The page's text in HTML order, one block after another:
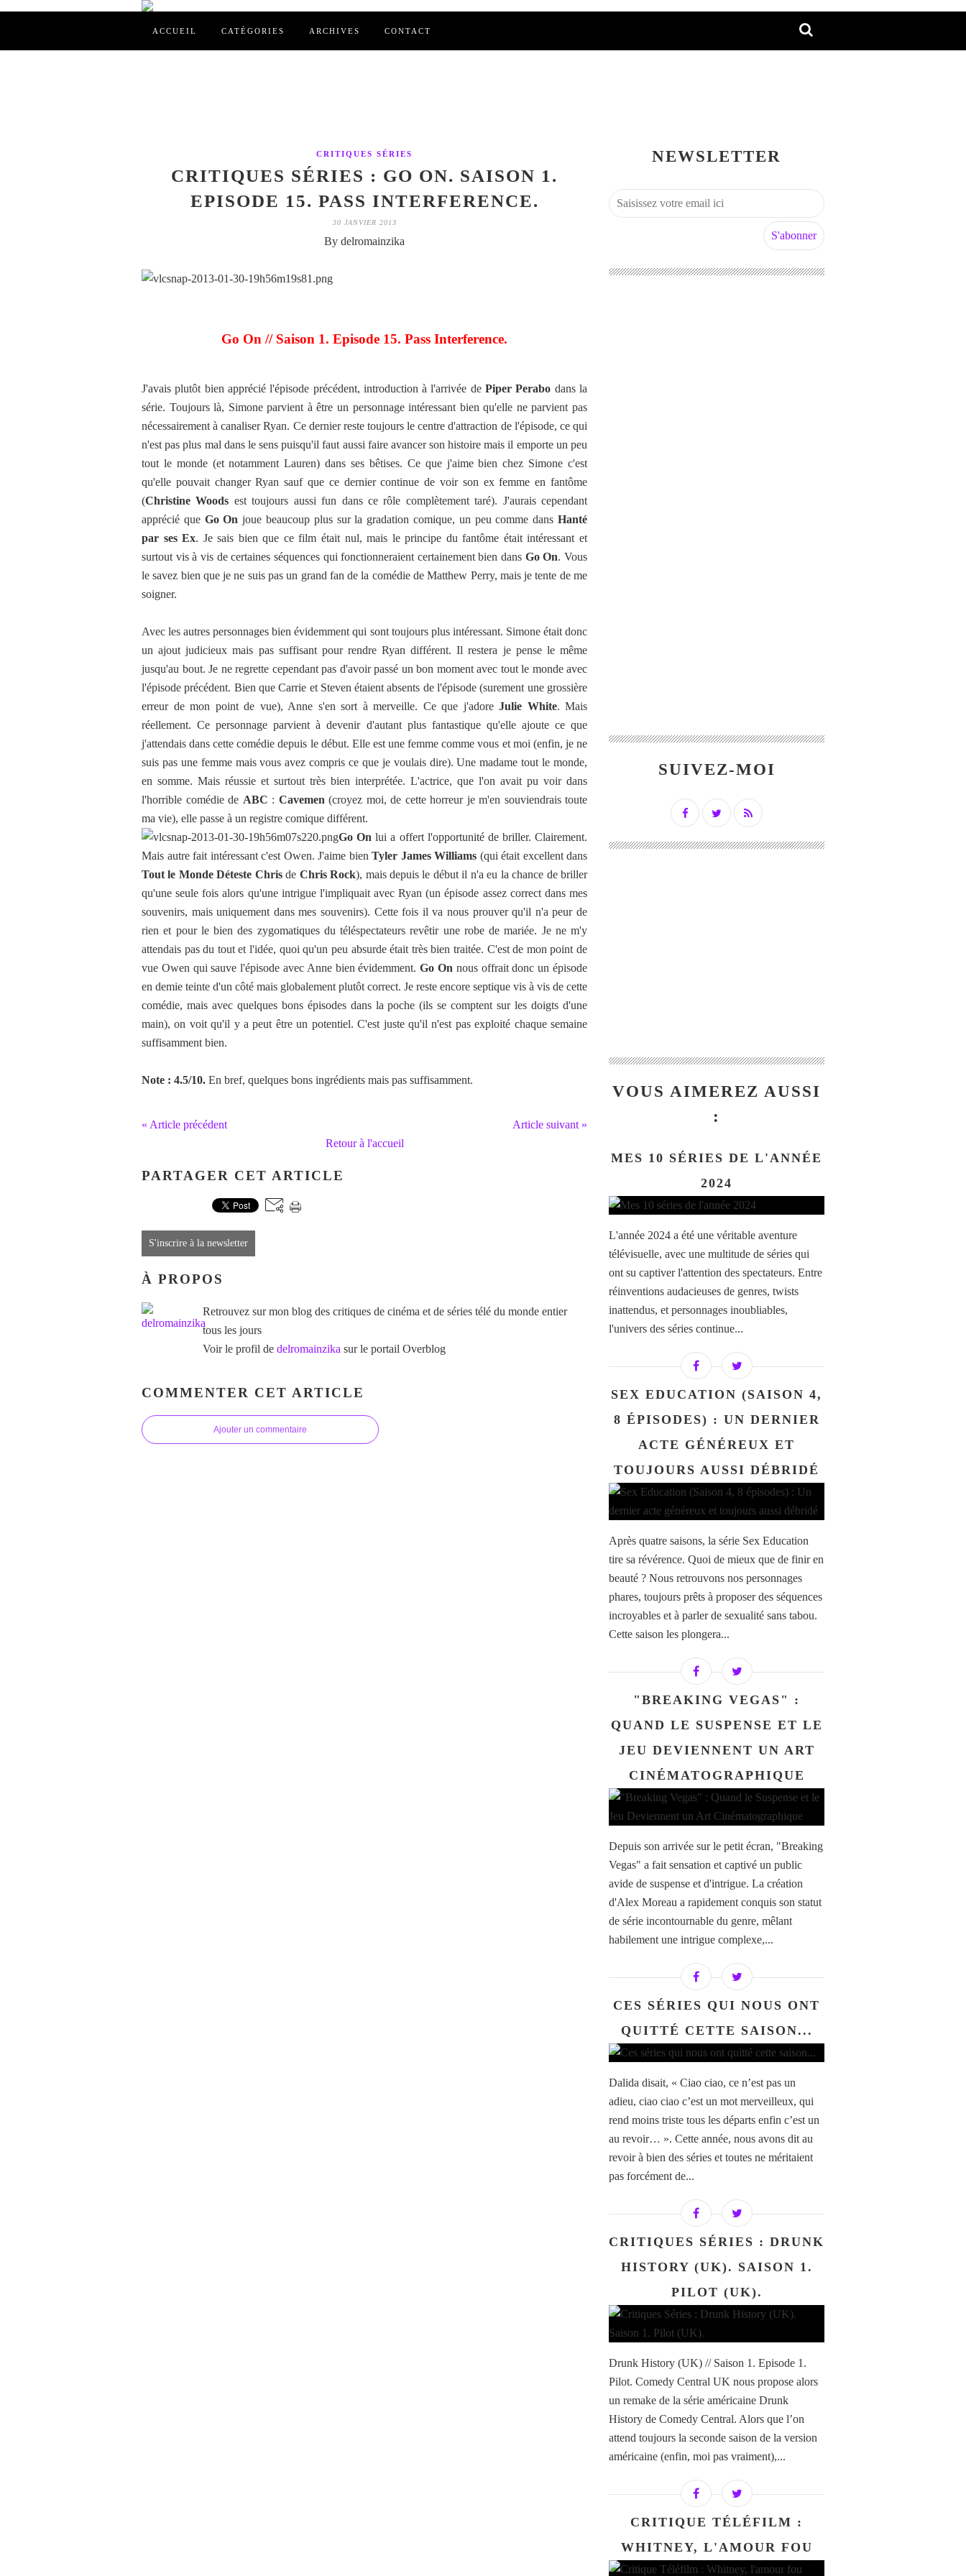
ACCUEIL CATÉGORIES ARCHIVES CONTACT
CRITIQUES SÉRIES
CRITIQUES SÉRIES : GO ON. SAISON 1.
EPISODE 15. PASS INTERFERENCE.
30 JANVIER 2013
By delromainzika
Go On // Saison 1. Episode 15. Pass Interference.
J'avais plutôt bien apprécié l'épisode précédent, introduction à l'arrivée dePiper Perabo dans la
série. Toujours là, Simone parvient à être un personnage intéressant bien qu'elle ne parvient pas
nécessairement à canaliser Ryan. Ce dernier reste toujours le centre d'attraction de l'épisode, ce qui
n'est pas plus mal dans le sens puisqu'il faut aussi faire avancer son histoire mais il emporte un peu
tout le monde (et notamment Lauren) dans ses bêtises. Ce que j'aime bien chez Simone c'est
qu'elle pouvait changer Ryan sauf que ce dernier continue de voir son ex femme en fantôme
(Christine Woods est toujours aussi fun dans ce rôle complètement taré). J'aurais cependant
apprécié que Go On joue beaucoup plus sur la gradation comique, un peu comme dansHanté
par ses Ex. Je sais bien que ce film était nul, mais le principe du fantôme était intéressant et
surtout vis à vis de certaines séquences qui fonctionneraient certainement bien dans Go On. Vous
le savez bien que je ne suis pas un grand fan de la comédie de Matthew Perry, mais je tente de me
soigner.
Avec les autres personnages bien évidemment qui sont toujours plus intéressant. Simone était donc
un ajout judicieux mais pas suffisant pour rendre Ryan différent. Il restera je pense le même
jusqu'au bout. Je ne regrette cependant pas d'avoir passé un bon moment avec tout le monde avec
l'épisode précédent. Bien que Carrie et Steven étaient absents de l'épisode (surement une grossière
erreur de mon point de vue), Anne s'en sort à merveille. Ce que j'adore Julie White. Mais
réellement. Ce personnage parvient à devenir d'autant plus fantastique qu'elle ajoute ce que
j'attendais dans cette comédie depuis le début. Elle est une femme comme vous et moi (enfin, je ne
suis pas une femme mais vous avez compris ce que je voulais dire). Une madame tout le monde,
en somme. Mais réussie et surtout très bien interprétée. L'actrice, que l'on avait pu voir dans
l'horrible comédie de ABC : Cavemen (croyez moi, de cette horreur je m'en souviendrais toute
ma vie), elle passe à un registre comique différent.
Go On lui a offert l'opportunité de briller. Clairement.
Mais autre fait intéressant c'est Owen. J'aime bien Tyler James Williams (qui était excellent dans
Tout le Monde Déteste Chrisde Chris Rock), mais depuis le début il n'a eu la chance de briller
qu'une seule fois alors qu'une intrigue l'impliquait avec Ryan (un épisode assez correct dans mes
souvenirs, mais uniquement dans mes souvenirs). Cette fois il va nous prouver qu'il n'a peur de
rien et pour le bien des zygomatiques du téléspectateurs revêtir une robe de mariée. Je ne m'y
attendais pas du tout et l'idée, quoi qu'un peu absurde était très bien traitée. C'est de mon point de
vue Owen qui sauve l'épisode avec Anne bien évidemment.Go On nous offrait donc un épisode
en demie teinte d'un côté mais globalement plutôt correct. Je reste encore septique vis à vis de cette
comédie, mais avec quelques bons épisodes dans la poche (ils se comptent sur les doigts d'une
main), on voit qu'il y a peut être un potentiel. C'est juste qu'il n'est pas exploité chaque semaine
suffisamment bien.
Note : 4.5/10. En bref, quelques bons ingrédients mais pas suffisamment.
« Article précédent
Article suivant »
Retour à l'accueil
PARTAGER CET ARTICLE
S'inscrire à la newsletter
À PROPOS
Retrouvez sur mon blog des critiques de cinéma et de séries télé du monde entier
tous les jours
Voir le profil de delromainzika sur le portail Overblog
COMMENTER CET ARTICLE
Ajouter un commentaire
NEWSLETTER
SUIVEZ-MOI
VOUS AIMEREZ AUSSI
:
MES 10 SÉRIES DE L'ANNÉE
2024
L'année 2024 a été une véritable aventure
télévisuelle, avec une multitude de séries qui
ont su captiver l'attention des spectateurs. Entre
réinventions audacieuses de genres, twists
inattendus, et personnages inoubliables,
l'univers des séries continue...
SEX EDUCATION (SAISON 4,
8 ÉPISODES) : UN DERNIER
ACTE GÉNÉREUX ET
TOUJOURS AUSSI DÉBRIDÉ
Après quatre saisons, la série Sex Education
tire sa révérence. Quoi de mieux que de finir en
beauté ? Nous retrouvons nos personnages
phares, toujours prêts à proposer des séquences
incroyables et à parler de sexualité sans tabou.
Cette saison les plongera...
"BREAKING VEGAS" :
QUAND LE SUSPENSE ET LE
JEU DEVIENNENT UN ART
CINÉMATOGRAPHIQUE
Depuis son arrivée sur le petit écran, "Breaking
Vegas" a fait sensation et captivé un public
avide de suspense et d'intrigue. La création
d'Alex Moreau a rapidement conquis son statut
de série incontournable du genre, mêlant
habilement une intrigue complexe,...
CES SÉRIES QUI NOUS ONT
QUITTÉ CETTE SAISON...
Dalida disait, « Ciao ciao, ce n’est pas un
adieu, ciao ciao c’est un mot merveilleux, qui
rend moins triste tous les départs enfin c’est un
au revoir… ». Cette année, nous avons dit au
revoir à bien des séries et toutes ne méritaient
pas forcément de...
CRITIQUES SÉRIES : DRUNK
HISTORY (UK). SAISON 1.
PILOT (UK).
Drunk History (UK) // Saison 1. Episode 1.
Pilot. Comedy Central UK nous propose alors
un remake de la série américaine Drunk
History de Comedy Central. Alors que l’on
attend toujours la seconde saison de la version
américaine (enfin, moi pas vraiment),...
CRITIQUE TÉLÉFILM :
WHITNEY, L'AMOUR FOU